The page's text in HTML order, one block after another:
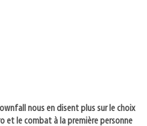
nous en disent plus sur le choix
et le combat à la première personne